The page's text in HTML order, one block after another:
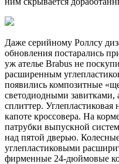
Даже серийному Роллсу
обновления постарались
уж ателье Brabus не
расширенным
появились композитные
светодиодными завитками,
сплиттер.
капоте кроссовера. На
патрубки выпускной
над пятой дверью.
углепластиковыми
фирменные 24-дюймовые